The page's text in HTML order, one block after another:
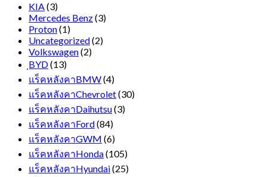
KIA(3)
Mercedes Benz(3)
Proton(1)
Uncategorized(2)
Volkswagen(2)
ฺBYD(13)
แร็คหลังคาBMW(4)
แร็คหลังคาChevrolet(30)
แร็คหลังคาDaihutsu(3)
แร็คหลังคาFord(84)
แร็คหลังคาGWM (6)
แร็คหลังคาHonda(105)
แร็คหลังคาHyundai(25)